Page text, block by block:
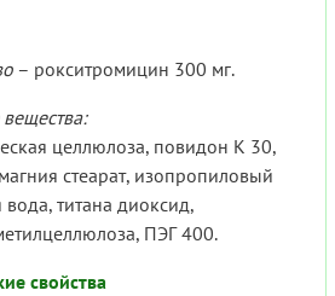
– рокситромицин 300 мг.
целлюлоза, повидон К 30,
стеарат, изопропиловый
титана диоксид,
ПЭГ 400.
свойства